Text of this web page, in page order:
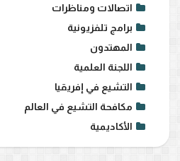
اتصالات ومناظرات
برامج تلفزيونية
المهتدون
اللجنة العلمية
التشيع في إفريقيا
مكافحة التشيع في العالم
الأكاديمية